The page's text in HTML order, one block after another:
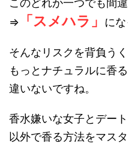
このどれか一つでも間
⇒
「スメハラ」 に
そんなリスクを背負う
もっとナチュラルに香
違いないですね。
香水嫌いな女子とデー
以外で香る方法をマス